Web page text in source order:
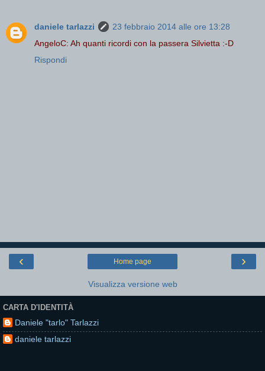
daniele tarlazzi
23 febbraio 2014 alle ore 13:28
AngeloC: Ah quanti ricordi con la passera Silvietta :-D
Rispondi
‹ ›
Home page
Visualizza versione web
CARTA D'IDENTITÀ
Daniele "tarlo" Tarlazzi
daniele tarlazzi